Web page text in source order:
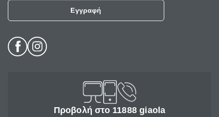
Εγγραφή
Προβολή στο 11888 giaola